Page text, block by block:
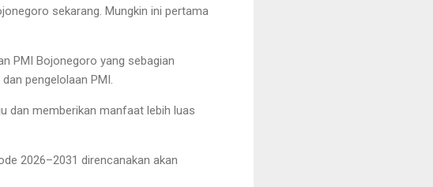
sekarang. Mungkin ini pertama
PMI Bojonegoro yang sebagian
pengelolaan PMI.
dan memberikan manfaat lebih luas
2026–2031 direncanakan akan